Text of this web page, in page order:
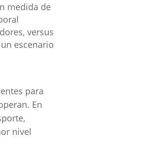
medida de
versus
escenario
para
En
nivel